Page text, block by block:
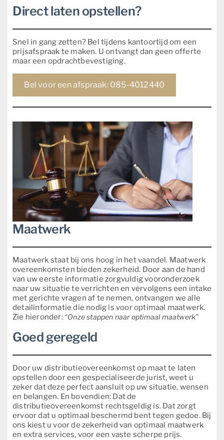
Direct laten opstellen?
Snel in gang zetten? Bel tijdens kantoortijd om een
prijsafspraak te maken. U ontvangt dan geen offerte
maar een opdrachtbevestiging.
Bel voor een afspraak: 085-4012440
Maatwerk
Maatwerk staat bij ons hoog in het vaandel. Maatwerk
overeenkomsten bieden zekerheid. Door aan de hand
van uw eerste informatie zorgvuldig vooronderzoek
naar uw situatie te verrichten en vervolgens een intake
met gerichte vragen af te nemen, ontvangen we alle
detailinformatie die nodig is voor optimaal maatwerk.
Zie hieronder: “Onze stappen naar optimaal maatwerk”
Goed geregeld
Door uw distributieovereenkomst op maat te laten
opstellen door een gespecialiseerde jurist, weet u
zeker dat deze perfect aansluit op uw situatie, wensen
en belangen. En bovendien: Dat de
distributieovereenkomst rechtsgeldig is. Dat zorgt
ervoor dat u optimaal beschermd bent tegen gedoe. Bij
ons kiest u voor de zekerheid van optimaal maatwerk
en extra services, voor een vaste scherpe prijs.